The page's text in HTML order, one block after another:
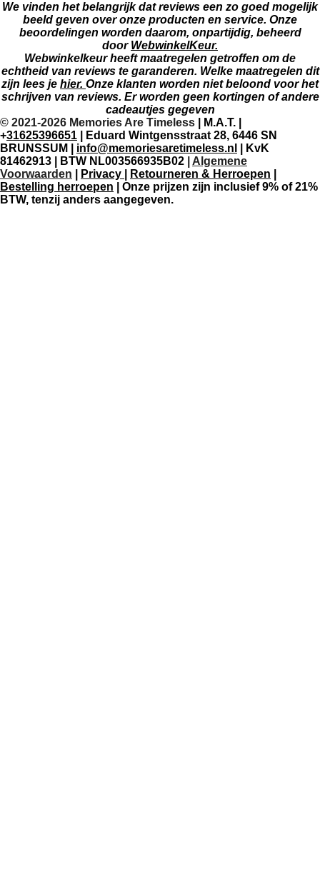
We vinden het belangrijk dat reviews een zo goed mogelijk
beeld geven over onze producten en service. Onze
beoordelingen worden daarom, onpartijdig, beheerd
door WebwinkelKeur.
Webwinkelkeur heeft maatregelen getroffen om de
echtheid van reviews te garanderen. Welke maatregelen dit
zijn lees je hier. Onze klanten worden niet beloond voor het
schrijven van reviews. Er worden geen kortingen of andere
cadeautjes gegeven
© 2021-2026 Memories Are Timeless | M.A.T. |
+31625396651 | Eduard Wintgensstraat 28, 6446 SN
BRUNSSUM | info@memoriesaretimeless.nl
| KvK
81462913 | BTW NL003566935B02
Algemene
Voorwaarden
Privacy Retourneren & Herroepen
Bestelling herroepen | Onze prijzen zijn inclusief 9% of 21%
BTW, tenzij anders aangegeven.